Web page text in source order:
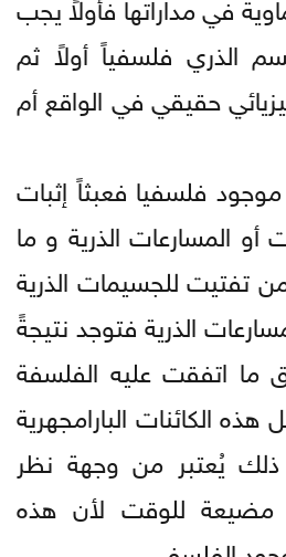
الذري فلسفياً أولاً ثم
حقيقي في الواقع أم
فلسفيا فعبثاً إثبات
المسارعات الذرية و ما
تفتيت للجسيمات الذرية
الذرية فتوجد نتيجةً
اتفقت عليه الفلسفة
الكائنات البارامجهرية
يُعتبر من وجهة نظر
مضيعة للوقت لأن هذه